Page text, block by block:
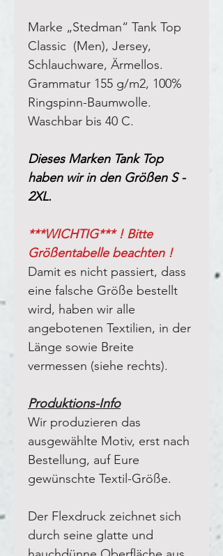
Marke „Stedman“ Tank Top
Classic (Men), Jersey,
Schlauchware, Ärmellos.
Grammatur 155 g/m2, 100%
Ringspinn-Baumwolle.
Waschbar bis 40 C.
Dieses Marken Tank Top
haben wir in den Größen S -
2XL.
***WICHTIG*** ! Bitte
Größentabelle beachten !
Damit es nicht passiert, dass
eine falsche Größe bestellt
wird, haben wir alle
angebotenen Textilien, in der
Länge sowie Breite
vermessen (siehe rechts).
Produktions-Info
Wir produzieren das
ausgewählte Motiv, erst nach
Bestellung, auf Eure
gewünschte Textil-Größe.
Der Flexdruck zeichnet sich
durch seine glatte und